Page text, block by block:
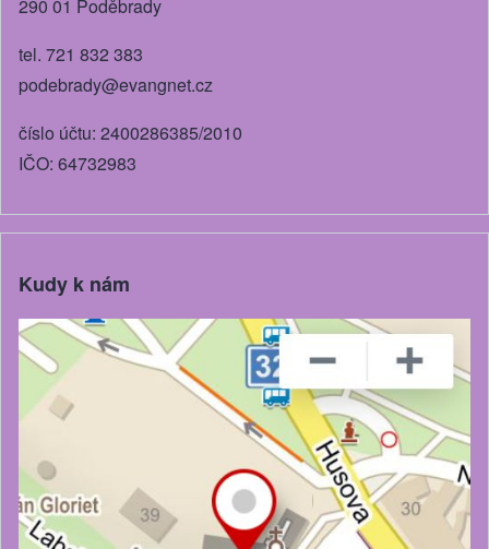
290 01 Poděbrady
tel. 721 832 383
podebrady@evangnet.cz
číslo účtu: 2400286385/2010
IČO: 64732983
Kudy k nám